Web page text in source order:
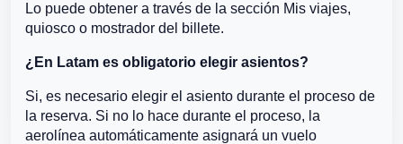
Lo puede obtener a través de la sección Mis viajes,
quiosco o mostrador del billete.
¿En Latam es obligatorio elegir asientos?
Si, es necesario elegir el asiento durante el proceso de
la reserva. Si no lo hace durante el proceso, la
aerolínea automáticamente asignará un vuelo